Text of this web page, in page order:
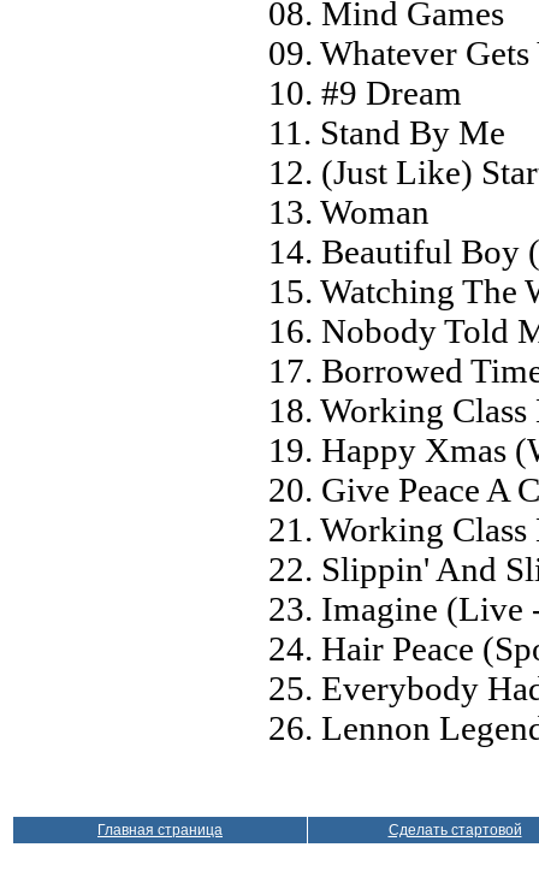
08. Mind Games
09. Whatever
10. #9 Dream
11. Stand By Me
12. (Just Like)
13. Woman
14. Beautiful Boy
15. Watching The
16. Nobody Told
17. Borrowed
18. Working Class
19. Happy Xmas
20. Give Peace A
21. Working
22. Slippin' And
23. Imagine (Live
24. Hair Peace
25. Everybody
26. Lennon
Главная страница Сделать стартовой